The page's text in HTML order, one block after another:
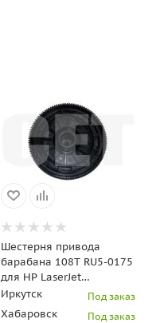
Шестерня привода
барабана 108T RU5-0175
для HP LaserJet
1010/1022/3050/CANON
MF 4018/4010/4690 (CET)
Иркутск Под заказ
Хабаровск Под заказ